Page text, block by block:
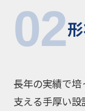
02
長年の実績で
支える手厚い